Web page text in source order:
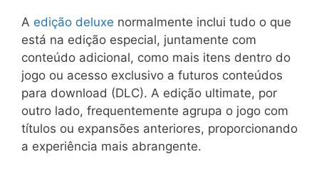
A edição deluxe normalmente inclui tudo o que
está na edição especial, juntamente com
conteúdo adicional, como mais itens dentro do
jogo ou acesso exclusivo a futuros conteúdos
para download (DLC). A edição ultimate, por
outro lado, frequentemente agrupa o jogo com
títulos ou expansões anteriores, proporcionando
a experiência mais abrangente.